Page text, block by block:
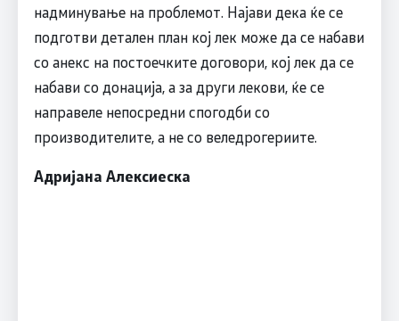
надминување на проблемот. Најави дека ќе се
подготви детален план кој лек може да се набави
со анекс на постоечките договори, кој лек да се
набави со донација, а за други лекови, ќе се
направеле непосредни спогодби со
производителите, а не со веледрогериите.
Адријана Алексиеска